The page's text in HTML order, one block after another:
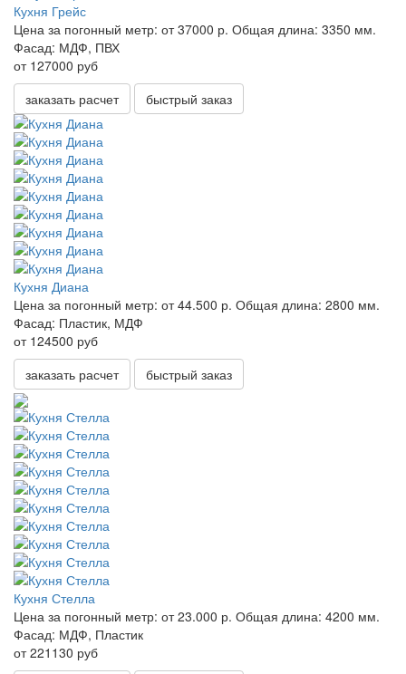
Кухня Грейс
Цена за погонный метр: от 37000 р. Общая длина: 3350 мм.
Фасад: МДФ, ПВХ
от 127000 руб
заказать расчет
быстрый заказ
Кухня Диана
Цена за погонный метр: от 44.500 р. Общая длина: 2800 мм.
Фасад: Пластик, МДФ
от 124500 руб
заказать расчет
быстрый заказ
Кухня Стелла
Цена за погонный метр: от 23.000 р. Общая длина: 4200 мм.
Фасад: МДФ, Пластик
от 221130 руб